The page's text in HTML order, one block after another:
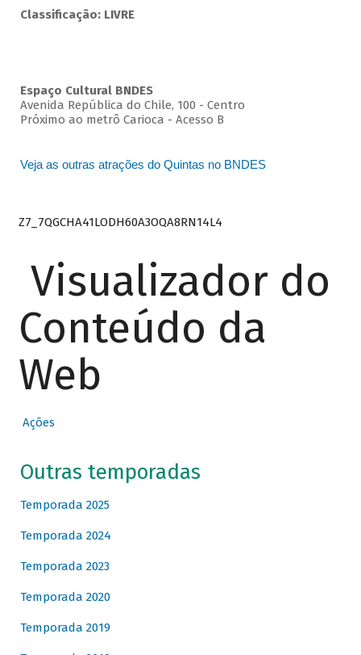
Classificação: LIVRE
Espaço Cultural BNDES
Avenida República do Chile, 100 - Centro
Próximo ao metrô Carioca - Acesso B
Veja as outras atrações do Quintas no BNDES
Z7_7QGCHA41LODH60A3OQA8RN14L4
Visualizador do
Conteúdo da
Web
Ações
Outras temporadas
Temporada 2025
Temporada 2024
Temporada 2023
Temporada 2020
Temporada 2019